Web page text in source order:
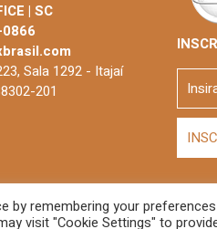
| SC
Sala 1292 - Itajaí
201
remembering your
visit "Cookie Settings" to